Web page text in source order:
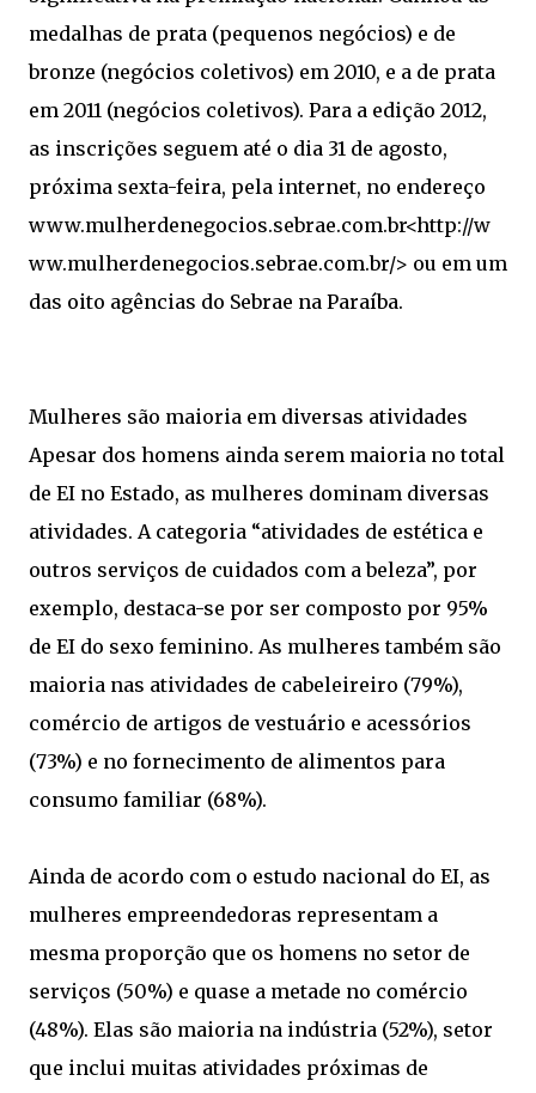
medalhas de prata (pequenos negócios) e de
bronze (negócios coletivos) em 2010, e a de prata
em 2011 (negócios coletivos). Para a edição 2012,
as inscrições seguem até o dia 31 de agosto,
próxima sexta-feira, pela internet, no endereço
www.mulherdenegocios.sebrae.com.br<http://w
ww.mulherdenegocios.sebrae.com.br/> ou em um
das oito agências do Sebrae na Paraíba.
Mulheres são maioria em diversas atividades
Apesar dos homens ainda serem maioria no total
de EI no Estado, as mulheres dominam diversas
atividades. A categoria “atividades de estética e
outros serviços de cuidados com a beleza”, por
exemplo, destaca-se por ser composto por 95%
de EI do sexo feminino. As mulheres também são
maioria nas atividades de cabeleireiro (79%),
comércio de artigos de vestuário e acessórios
(73%) e no fornecimento de alimentos para
consumo familiar (68%).
Ainda de acordo com o estudo nacional do EI, as
mulheres empreendedoras representam a
mesma proporção que os homens no setor de
serviços (50%) e quase a metade no comércio
(48%). Elas são maioria na indústria (52%), setor
que inclui muitas atividades próximas de